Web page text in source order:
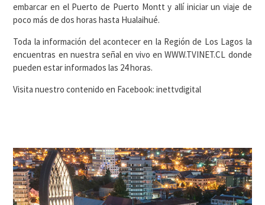
embarcar en el Puerto de Puerto Montt y allí iniciar un viaje de
poco más de dos horas hasta Hualaihué.
Toda la información del acontecer en la Región de Los Lagos la
encuentras en nuestra señal en vivo en WWW.TVINET.CL donde
pueden estar informados las 24 horas.
Visita nuestro contenido en Facebook: inettvdigital